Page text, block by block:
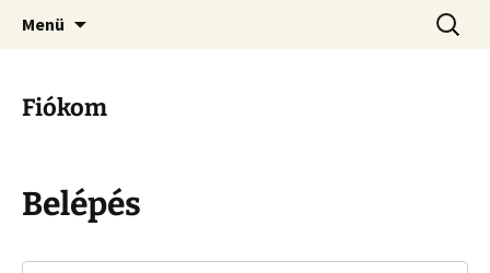
Kamionos Nyelvleckék
Kamionos Szakmai Nyelvleckék
Menü
Fiókom
Belépés